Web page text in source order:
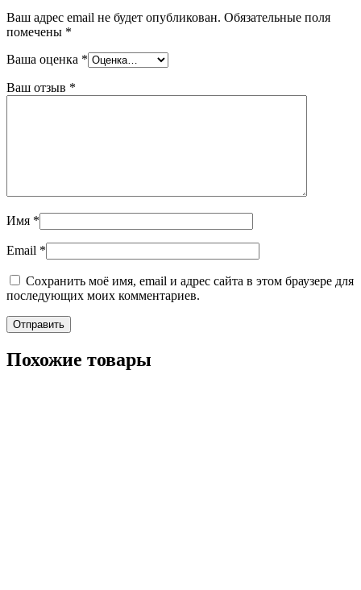
Ваш адрес email не будет опубликован. Обязательные поля
помечены *
Ваша оценка *
Ваш отзыв *
Имя *
Email *
Сохранить моё имя, email и адрес сайта в этом браузере для
последующих моих комментариев.
Похожие товары